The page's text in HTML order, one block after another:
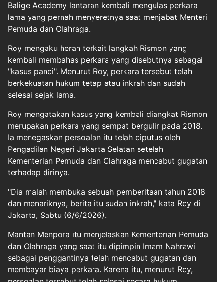
Balige Academy lantaran kembali mengulas perkara
lama yang pernah menyeretnya saat menjabat Menteri
Pemuda dan Olahraga.
Roy mengaku heran terkait langkah Rismon yang
kembali membahas perkara yang disebutnya sebagai
"kasus panci". Menurut Roy, perkara tersebut telah
berkekuatan hukum tetap atau inkrah dan sudah
selesai sejak lama.
Roy mengatakan kasus yang kembali diangkat Rismon
merupakan perkara yang sempat bergulir pada 2018.
Ia menegaskan persoalan itu telah diputus oleh
Pengadilan Negeri Jakarta Selatan setelah
Kementerian Pemuda dan Olahraga mencabut gugatan
terhadap dirinya.
"Dia malah membuka sebuah pemberitaan tahun 2018
dan menariknya, berita itu sudah inkrah," kata Roy di
Jakarta, Sabtu (6/6/2026).
Mantan Menpora itu menjelaskan Kementerian Pemuda
dan Olahraga yang saat itu dipimpin Imam Nahrawi
sebagai penggantinya telah mencabut gugatan dan
membayar biaya perkara. Karena itu, menurut Roy,